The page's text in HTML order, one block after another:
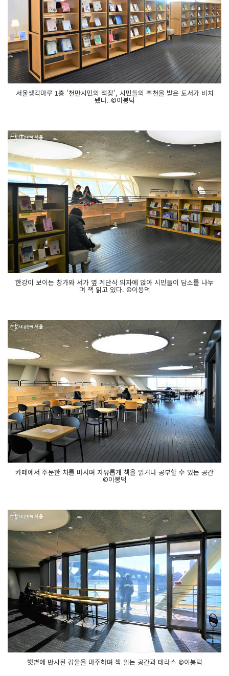
서울생각마루 1층 '천만시민의 책장', 시민들의 추천을 받은 도서가 비치
됐다. ©이봉덕
한강이 보이는 창가와 서가 옆 계단식 의자에 앉아 시민들이 담소를 나누
며 책 읽고 있다. ©이봉덕
카페에서 주문한 차를 마시며 자유롭게 책을 읽거나 공부할 수 있는 공간
©이봉덕
햇볕에 반사된 강물을 마주하며 책 읽는 공간과 테라스 ©이봉덕